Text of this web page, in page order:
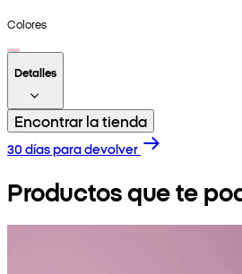
Colores
Detalles
Encontrar la tienda
30 días para devolver
Productos que te